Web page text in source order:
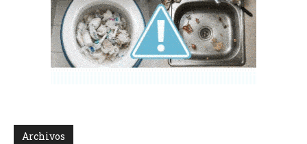
Archivos